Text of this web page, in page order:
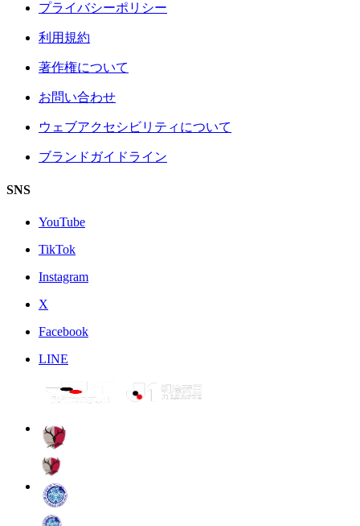
プライバシーポリシー
利用規約
著作権について
お問い合わせ
ウェブアクセシビリティについて
ブランドガイドライン
SNS
YouTube
TikTok
Instagram
X
Facebook
LINE